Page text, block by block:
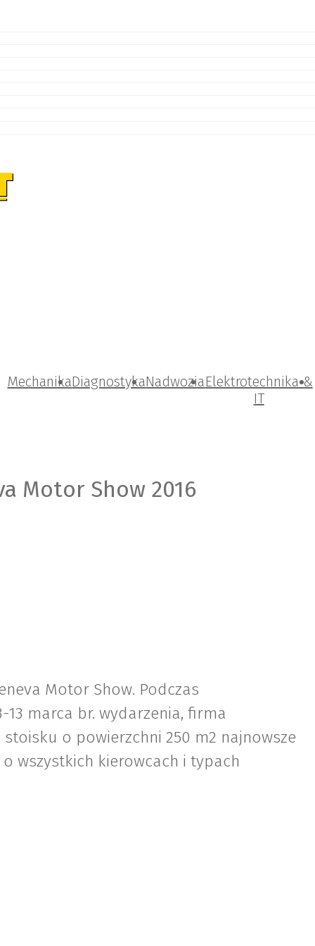
MechanikaDiagnostykaNadwoziaElektrotechnika &
IT
Motor Show 2016
Motor Show. Podczas
marca br. wydarzenia, firma
o powierzchni 250 m2 najnowsze
wszystkich kierowcach i typach